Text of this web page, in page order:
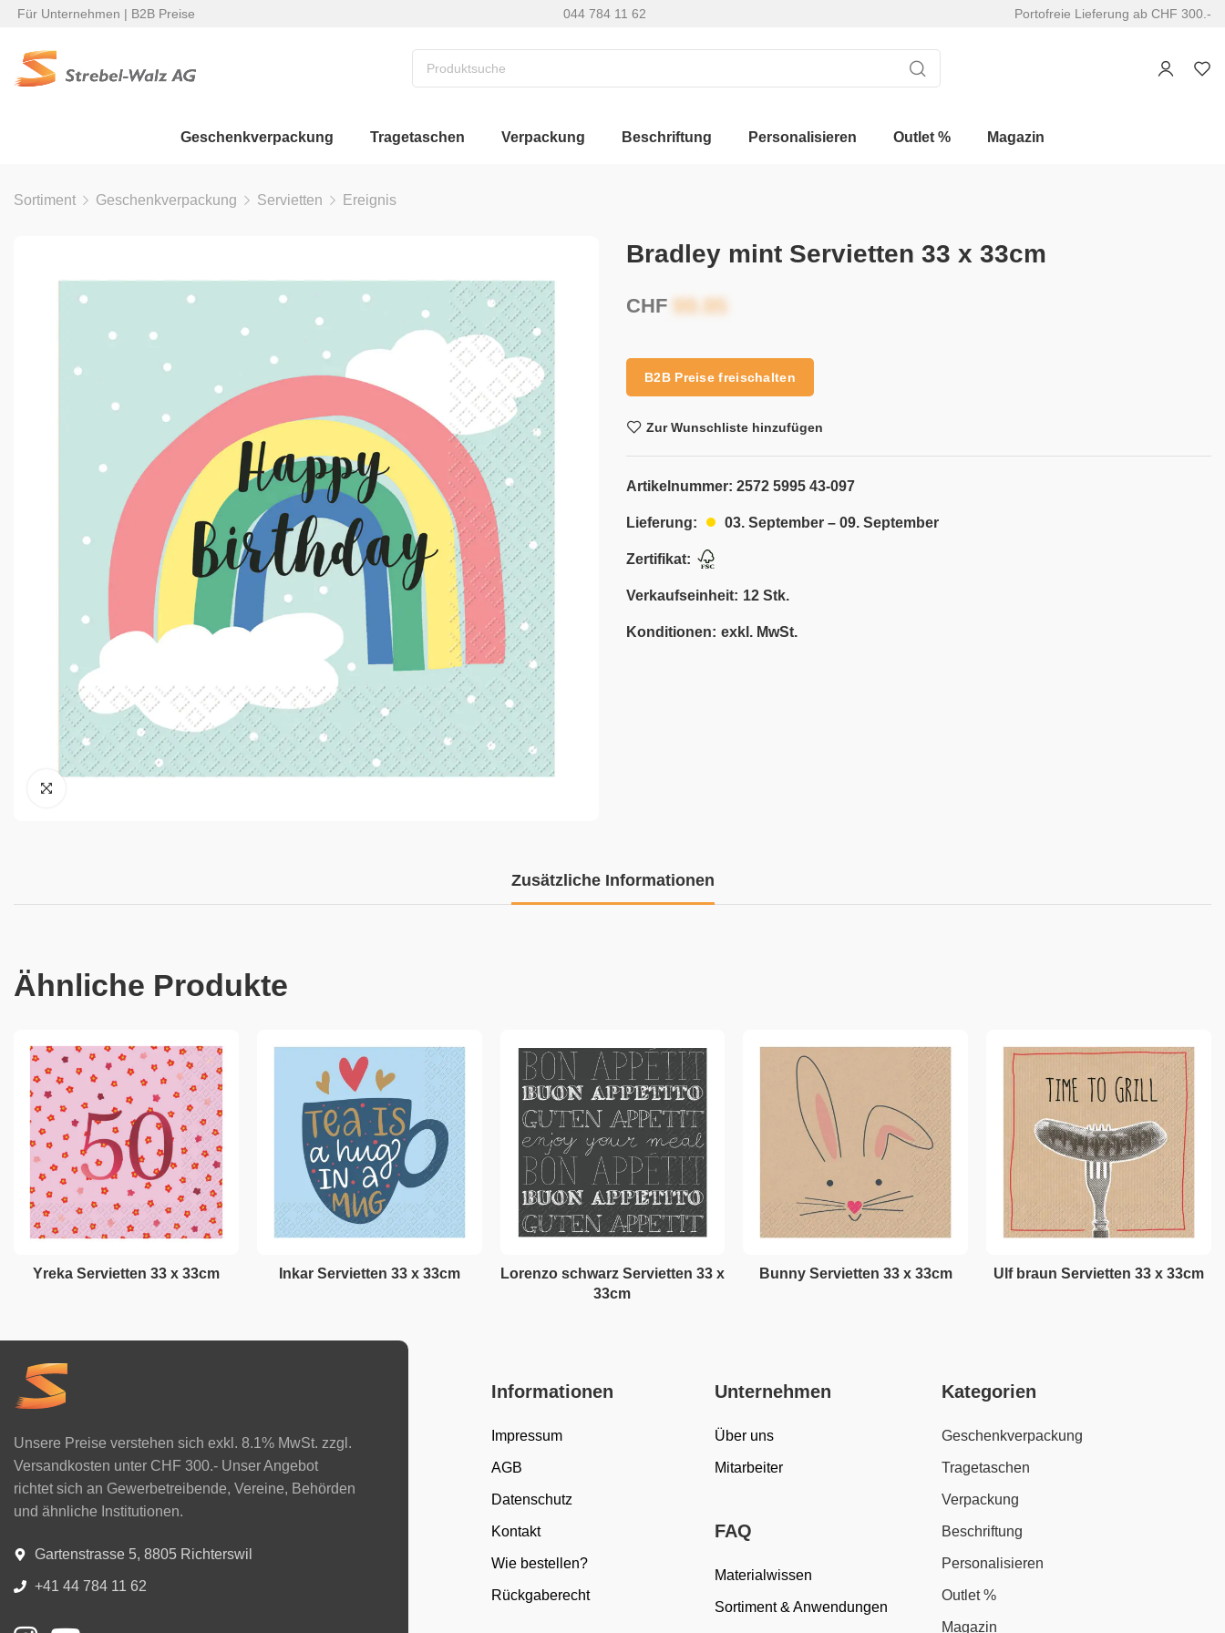
Für Unternehmen | B2B Preise 044 784 11 62 Portofreie Lieferung ab CHF 300.-
Geschenkverpackung Tragetaschen Verpackung Beschriftung Personalisieren Outlet % Magazin
Sortiment Geschenkverpackung Servietten Ereignis
Bradley mint Servietten 33 x 33cm
CHF
B2B Preise freischalten
Zur Wunschliste hinzufügen
Artikelnummer: 2572 5995 43-097
Lieferung: 03. September – 09. September
Zertifikat:
Verkaufseinheit: 12 Stk.
Konditionen: exkl. MwSt.
Zusätzliche Informationen
Ähnliche Produkte
Yreka Servietten 33 x 33cm Inkar Servietten 33 x 33cm
Lorenzo schwarz Servietten 33 x
33cm
Bunny Servietten 33 x 33cm Ulf braun Servietten 33 x 33cm
Unsere Preise verstehen sich exkl. 8.1% MwSt. zzgl.
Versandkosten unter CHF 300.- Unser Angebot
richtet sich an Gewerbetreibende, Vereine, Behörden
und ähnliche Institutionen.
Gartenstrasse 5, 8805 Richterswil
+41 44 784 11 62
Informationen
Impressum
AGB
Datenschutz
Kontakt
Wie bestellen?
Rückgaberecht
Unternehmen
Über uns
Mitarbeiter
FAQ
Materialwissen
Sortiment & Anwendungen
Kategorien
Geschenkverpackung
Tragetaschen
Verpackung
Beschriftung
Personalisieren
Outlet %
Magazin